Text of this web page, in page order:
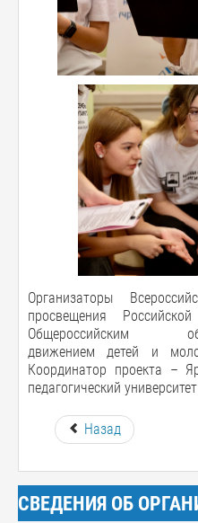
Организаторы
просвещения
Общероссийским
движением детей и
Координатор проекта –
педагогический
Назад
СВЕДЕНИЯ ОБ